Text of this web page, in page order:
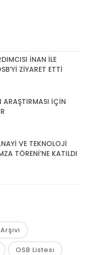
İNAN İLE
ZİYARET ETTİ
ARAŞTIRMASI İÇİN
VE TEKNOLOJİ
TÖRENİ’NE KATILDI
OSB Listesi